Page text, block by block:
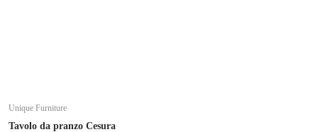
Unique Furniture
Tavolo da pranzo Cesura